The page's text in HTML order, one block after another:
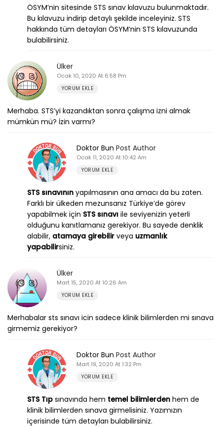
ÖSYM’nin sitesinde STS sınav kılavuzu bulunmaktadır.
Bu kılavuzu indirip detaylı şekilde inceleyiniz. STS
hakkında tüm detayları ÖSYM’nin STS kılavuzunda
bulabilirsiniz.
Ülker
Ocak 10, 2020 At 6:58 Pm
YORUM EKLE
Merhaba. STS’yi kazandıktan sonra çalışma izni almak
mümkün mü? İzin varmı?
Doktor Bun Post Author
Ocak 11, 2020 At 10:42 Am
YORUM EKLE
STS sınavının yapılmasının ana amacı da bu zaten.
Farklı bir ülkeden mezunsanız Türkiye’de görev
yapabilmek için STS sınavı ile seviyenizin yeterli
olduğunu kanıtlamanız gerekiyor. Bu sayede denklik
alabilir, atamaya girebilir veya uzmanlık
yapabilirsiniz.
Ülker
Mart 15, 2020 At 10:26 Am
YORUM EKLE
Merhabalar sts sınavı icin sadece klinik bilimlerden mi sınava
girmemiz gerekiyor?
Doktor Bun Post Author
Mart 19, 2020 At 1:32 Pm
YORUM EKLE
STS Tıp sınavında hem temel bilimlerden hem de
klinik bilimlerden sınava girmelisiniz. Yazımızın
içerisinde tüm detayları bulabilirsiniz.